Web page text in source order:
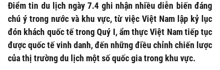
Điểm tin du lịch ngày 7.4 ghi nhận nhiều diễn biến đáng
chú ý trong nước và khu vực, từ việc Việt Nam lập kỷ lục
đón khách quốc tế trong Quý I, ẩm thực Việt Nam tiếp tục
được quốc tế vinh danh, đến những điều chỉnh chiến lược
của thị trường du lịch một số quốc gia trong khu vực.